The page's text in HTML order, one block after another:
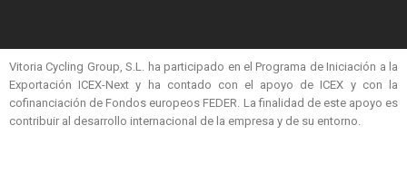
Vitoria Cycling Group, S.L. ha participado en el Programa de Iniciación a la
Exportación ICEX-Next y ha contado con el apoyo de ICEX y con la
cofinanciación de Fondos europeos FEDER. La finalidad de este apoyo es
contribuir al desarrollo internacional de la empresa y de su entorno.